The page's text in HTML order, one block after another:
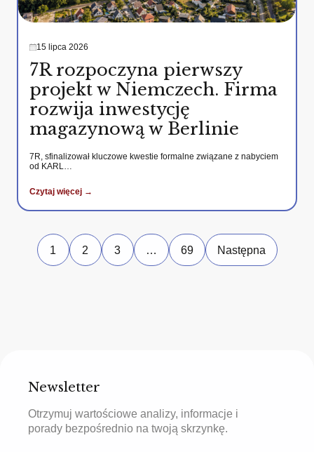
15 lipca 2026
7R rozpoczyna pierwszy
projekt w Niemczech. Firma
rozwija inwestycję
magazynową w Berlinie
7R, sfinalizował kluczowe kwestie formalne związane z nabyciem
od KARL…
Czytaj więcej →
1 2 3 … 69 Następna
Newsletter
Otrzymuj wartościowe analizy, informacje i
porady bezpośrednio na twoją skrzynkę.